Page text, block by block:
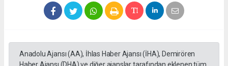
Anadolu Ajansı (AA), İhlas Haber Ajansı (İHA), Demirören